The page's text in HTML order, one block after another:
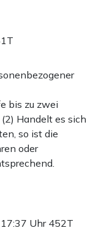
bis zu zwei
Handelt es sich
so ist die
oder
Uhr 452T